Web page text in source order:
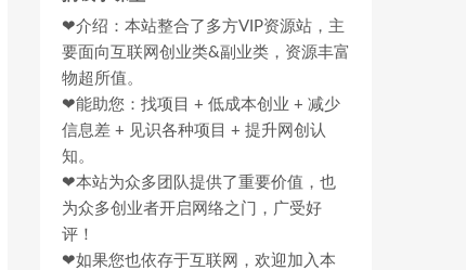
❤介绍：本站整合了多方VIP资源站，主
要面向互联网创业类&副业类，资源丰富
物超所值。
❤能助您：找项目 + 低成本创业 + 减少
信息差 + 见识各种项目 + 提升网创认
知。
❤本站为众多团队提供了重要价值，也
为众多创业者开启网络之门，广受好
评！
❤如果您也依存于互联网，欢迎加入本